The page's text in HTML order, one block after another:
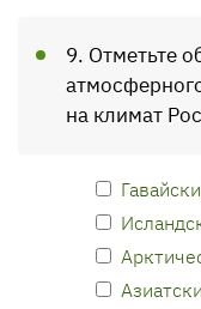
9. Отметьте
на климат